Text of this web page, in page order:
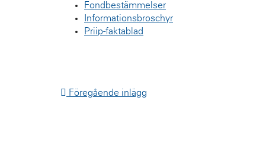
Fondbestämmelser
Informationsbroschyr
Priip-faktablad
Föregående inlägg